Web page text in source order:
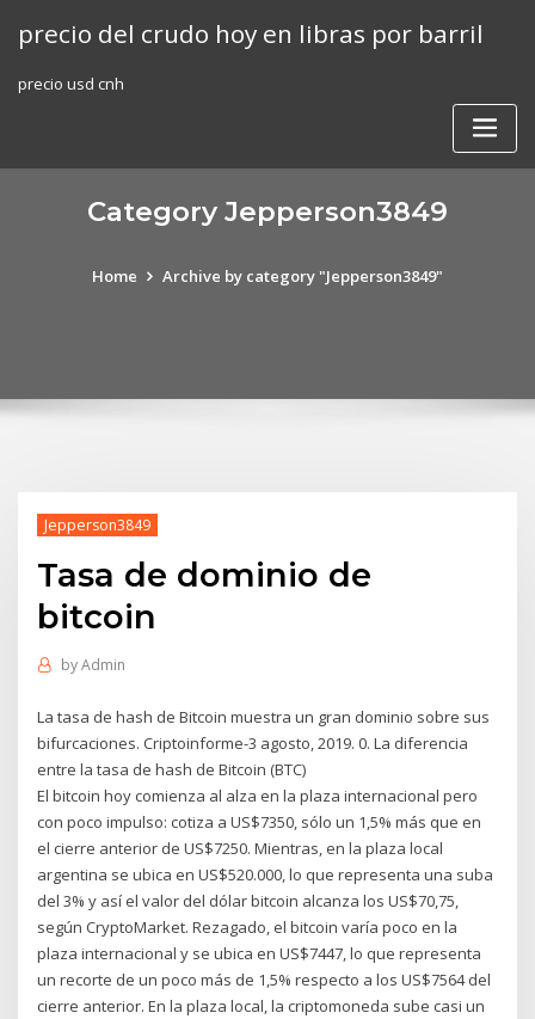
precio del crudo hoy en libras por barril
precio usd cnh
Category Jepperson3849
Home Archive by category "Jepperson3849"
Jepperson3849
Tasa de dominio de
bitcoin
byAdmin
La tasa de hash de Bitcoin muestra un gran dominio sobre sus
bifurcaciones. Criptoinforme-3 agosto, 2019. 0. La diferencia
entre la tasa de hash de Bitcoin (BTC)
El bitcoin hoy comienza al alza en la plaza internacional pero
con poco impulso: cotiza a US$7350, sólo un 1,5% más que en
el cierre anterior de US$7250. Mientras, en la plaza local
argentina se ubica en US$520.000, lo que representa una suba
del 3% y así el valor del dólar bitcoin alcanza los US$70,75,
según CryptoMarket. Rezagado, el bitcoin varía poco en la
plaza internacional y se ubica en US$7447, lo que representa
un recorte de un poco más de 1,5% respecto a los US$7564 del
cierre anterior. En la plaza local, la criptomoneda sube casi un